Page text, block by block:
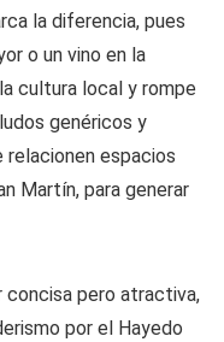
la diferencia, pues
o un vino en la
cultura local y rompe
genéricos y
espacios
Martín, para generar
pero atractiva,
por el Hayedo